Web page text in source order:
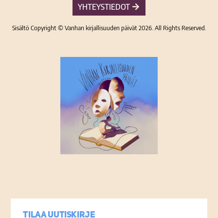
YHTEYSTIEDOT
Sisältö Copyright © Vanhan kirjallisuuden päivät 2026. All Rights Reserved.
Tilaa uutiskirje